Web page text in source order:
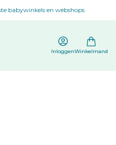
babywinkels en webshops
InloggenWinkelmand